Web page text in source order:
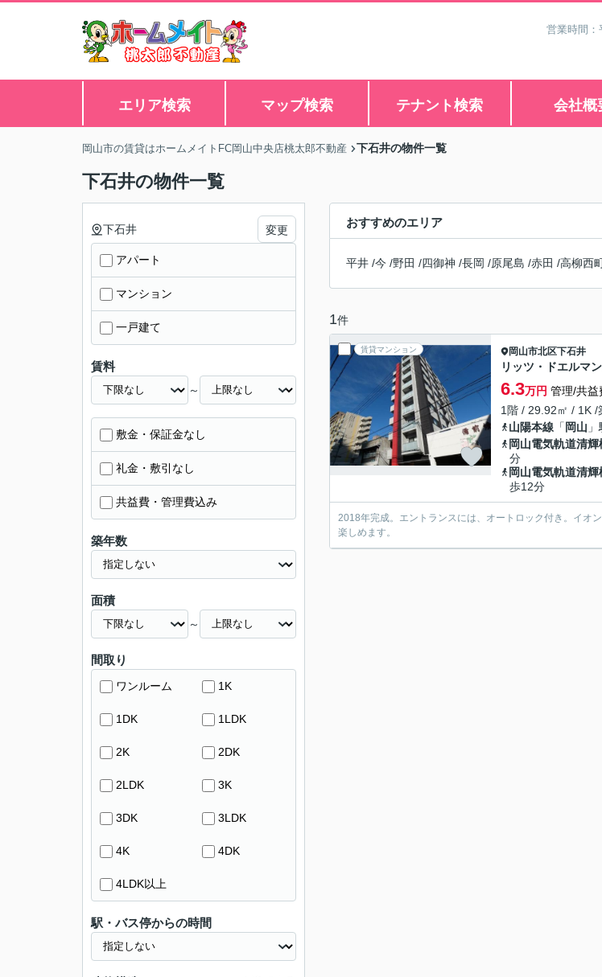
営業時間
エリア検索 マップ検索 テナント検索 会社概
岡山市の賃貸はホームメイトFC岡山中央店桃太郎不動産 下石井の物件一覧
下石井の物件一覧
おすすめのエリア
平井 /今 /野田 /四御神 /長岡 /原尾島 /赤田 /高柳西
1件
賃貸マンション 岡山市北区下石井
リッツ・ドエルマ
6.3万円 管理/共益
1階 / 29.92㎡ / 1K /
山陽本線 「 岡山
岡山電気軌道清輝
分
岡山電気軌道清輝
歩12分
2018年完成。エントランスには、オートロック付き。イオ
楽しめます。
下石井 変更
アパート
マンション
一戸建て
賃料
～
敷金・保証金なし
礼金・敷引なし
共益費・管理費込み
築年数
面積
～
間取り
ワンルーム 1K
1DK 1LDK
2K 2DK
2LDK 3K
3DK 3LDK
4K 4DK
4LDK以上
駅・バス停からの時間